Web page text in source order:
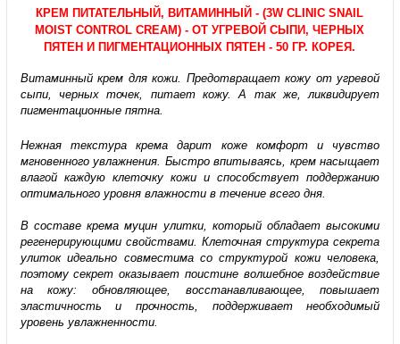
КРЕМ ПИТАТЕЛЬНЫЙ, ВИТАМИННЫЙ - (3W CLINIC SNAIL
MOIST CONTROL CREAM) - ОТ УГРЕВОЙ СЫПИ, ЧЕРНЫХ
ПЯТЕН И ПИГМЕНТАЦИОННЫХ ПЯТЕН - 50 ГР. КОРЕЯ.
Витаминный крем для кожи. Предотвращает кожу от угревой
сыпи, черных точек, питает кожу. А так же, ликвидирует
пигментационные пятна.
Нежная текстура крема дарит коже комфорт и чувство
мгновенного увлажнения. Быстро впитываясь, крем насыщает
влагой каждую клеточку кожи и способствует поддержанию
оптимального уровня влажности в течение всего дня.
В составе крема муцин улитки, который обладает высокими
регенерирующими свойствами. Клеточная структура секрета
улиток идеально совместима со структурой кожи человека,
поэтому секрет оказывает поистине волшебное воздействие
на кожу: обновляющее, восстанавливающее, повышает
эластичность и прочность, поддерживает необходимый
уровень увлажненности.